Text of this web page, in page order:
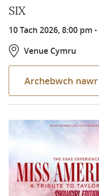
SIX
10 Tach 2026, 8:00 pm -
Venue Cymru
Archebwch nawr